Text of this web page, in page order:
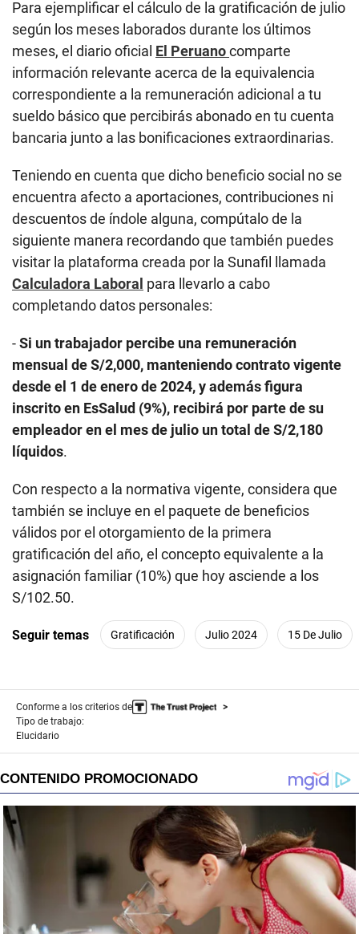
Para ejemplificar el cálculo de la gratificación de julio
según los meses laborados durante los últimos
meses, el diario oficial El Peruanocomparte
información relevante acerca de la equivalencia
correspondiente a la remuneración adicional a tu
sueldo básico que percibirás abonado en tu cuenta
bancaria junto a las bonificaciones extraordinarias.
Teniendo en cuenta que dicho beneficio social no se
encuentra afecto a aportaciones, contribuciones ni
descuentos de índole alguna, compútalo de la
siguiente manera recordando que también puedes
visitar la plataforma creada por la Sunafil llamada
Calculadora Laboral para llevarlo a cabo
completando datos personales:
-Si un trabajador percibe una remuneración
mensual de S/2,000, manteniendo contrato vigente
desde el 1 de enero de 2024, y además figura
inscrito en EsSalud (9%), recibirá por parte de su
empleador en el mes de julio un total de S/2,180
líquidos.
Con respecto a la normativa vigente, considera que
también se incluye en el paquete de beneficios
válidos por el otorgamiento de la primera
gratificación del año, el concepto equivalente a la
asignación familiar (10%) que hoy asciende a los
S/102.50.
Seguir temas Gratificación Julio 2024 15 De Julio
Conforme a los criterios de
Tipo de trabajo:
Elucidario